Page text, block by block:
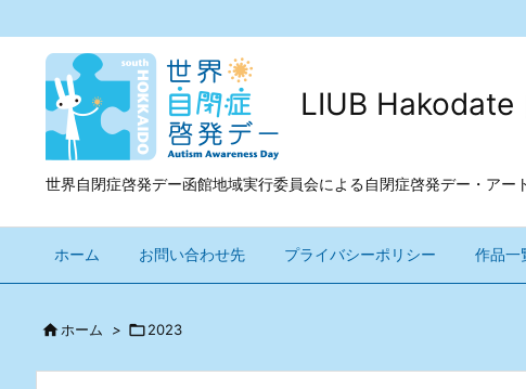
LIUB
世界自閉症啓発デー函館地域実行委員会による自閉症啓発デー・アー
ホーム お問い合わせ先 プライバシーポリシー 作品一
ホーム > 2023